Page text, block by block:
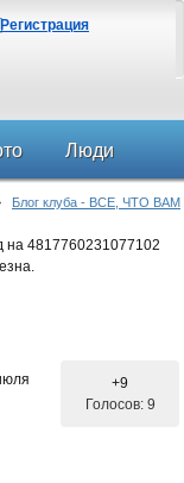
Регистрация
Люди
Блог клуба - ВСЕ, ЧТО ВАМ
на 4817760231077102
+9
Голосов: 9